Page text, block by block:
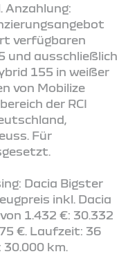
Anzahlung:
verfügbaren
und ausschließlich
155 in weißer
von Mobilize
der RCI
Für
Dacia Bigster
inkl. Dacia
1.432 €: 30.332
€. Laufzeit: 36
km.